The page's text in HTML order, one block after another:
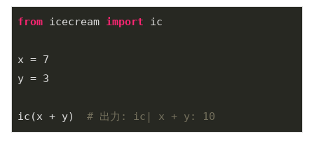
from icecream import ic
x = 7
y = 3
ic(x + y) # 出力: ic| x + y: 10